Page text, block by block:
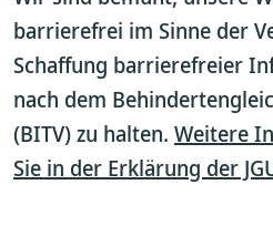
barrierefrei im Sinne der
Schaffung barrierefreier
nach dem
(BITV) zu halten. Weitere
Sie in der Erklärung der